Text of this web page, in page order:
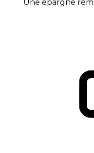
Une épargne